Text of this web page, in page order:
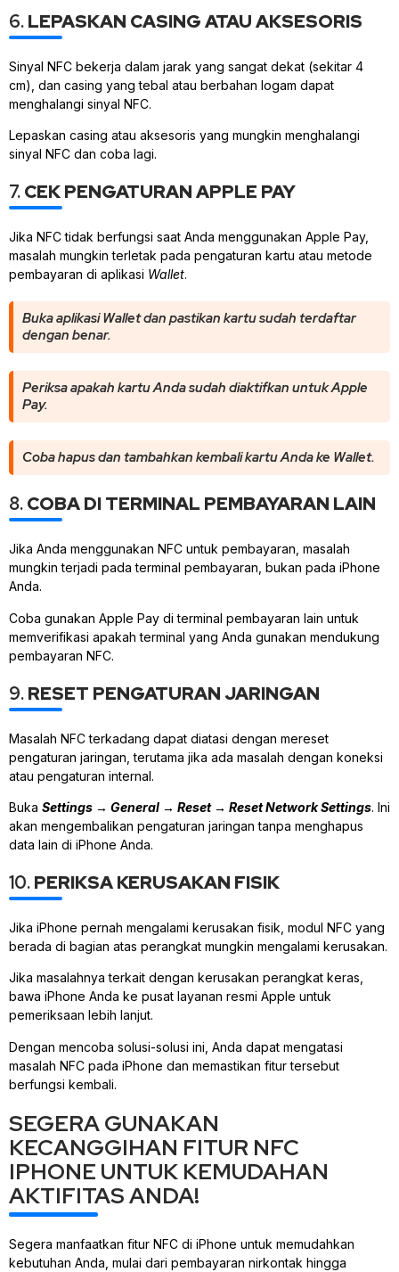
6.LEPASKAN CASING ATAU AKSESORIS
Sinyal NFC bekerja dalam jarak yang sangat dekat (sekitar 4
cm), dan casing yang tebal atau berbahan logam dapat
menghalangi sinyal NFC.
Lepaskan casing atau aksesoris yang mungkin menghalangi
sinyal NFC dan coba lagi.
7.CEK PENGATURAN APPLE PAY
Jika NFC tidak berfungsi saat Anda menggunakan Apple Pay,
masalah mungkin terletak pada pengaturan kartu atau metode
pembayaran di aplikasi Wallet.
Buka aplikasiWalletdan pastikan kartu sudah terdaftar
dengan benar.
Periksa apakah kartu Anda sudah diaktifkan untuk Apple
Pay.
Coba hapus dan tambahkan kembali kartu Anda ke Wallet.
8.COBA DI TERMINAL PEMBAYARAN LAIN
Jika Anda menggunakan NFC untuk pembayaran, masalah
mungkin terjadi pada terminal pembayaran, bukan pada iPhone
Anda.
Coba gunakan Apple Pay di terminal pembayaran lain untuk
memverifikasi apakah terminal yang Anda gunakan mendukung
pembayaran NFC.
9.RESET PENGATURAN JARINGAN
Masalah NFC terkadang dapat diatasi dengan mereset
pengaturan jaringan, terutama jika ada masalah dengan koneksi
atau pengaturan internal.
Buka Settings → General → Reset→ Reset Network Settings. Ini
akan mengembalikan pengaturan jaringan tanpa menghapus
data lain di iPhone Anda.
10.PERIKSA KERUSAKAN FISIK
Jika iPhone pernah mengalami kerusakan fisik, modul NFC yang
berada di bagian atas perangkat mungkin mengalami kerusakan.
Jika masalahnya terkait dengan kerusakan perangkat keras,
bawa iPhone Anda ke pusat layanan resmi Apple untuk
pemeriksaan lebih lanjut.
Dengan mencoba solusi-solusi ini, Anda dapat mengatasi
masalah NFC pada iPhone dan memastikan fitur tersebut
berfungsi kembali.
SEGERA GUNAKAN
KECANGGIHAN FITUR NFC
IPHONE UNTUK KEMUDAHAN
AKTIFITAS ANDA!
Segera manfaatkan fitur NFC di iPhone untuk memudahkan
kebutuhan Anda, mulai dari pembayaran nirkontak hingga